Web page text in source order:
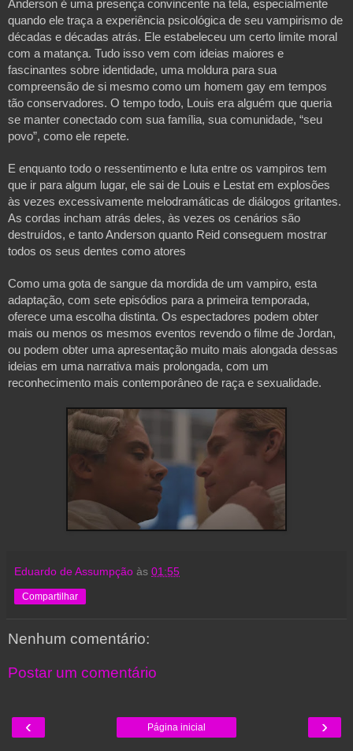
Anderson é uma presença convincente na tela, especialmente
quando ele traça a experiência psicológica de seu vampirismo de
décadas e décadas atrás. Ele estabeleceu um certo limite moral
com a matança. Tudo isso vem com ideias maiores e
fascinantes sobre identidade, uma moldura para sua
compreensão de si mesmo como um homem gay em tempos
tão conservadores. O tempo todo, Louis era alguém que queria
se manter conectado com sua família, sua comunidade, “seu
povo”, como ele repete.
E enquanto todo o ressentimento e luta entre os vampiros tem
que ir para algum lugar, ele sai de Louis e Lestat em explosões
às vezes excessivamente melodramáticas de diálogos gritantes.
As cordas incham atrás deles, às vezes os cenários são
destruídos, e tanto Anderson quanto Reid conseguem mostrar
todos os seus dentes como atores
Como uma gota de sangue da mordida de um vampiro, esta
adaptação, com sete episódios para a primeira temporada,
oferece uma escolha distinta. Os espectadores podem obter
mais ou menos os mesmos eventos revendo o filme de Jordan,
ou podem obter uma apresentação muito mais alongada dessas
ideias em uma narrativa mais prolongada, com um
reconhecimento mais contemporâneo de raça e sexualidade.
Eduardo de Assumpção às 01:55
Compartilhar
Nenhum comentário:
Postar um comentário
‹ ›
Página inicial